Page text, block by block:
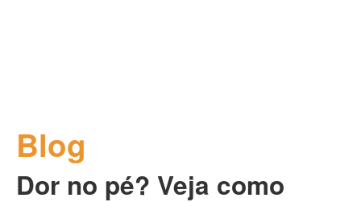
Blog
Dor no pé? Veja como